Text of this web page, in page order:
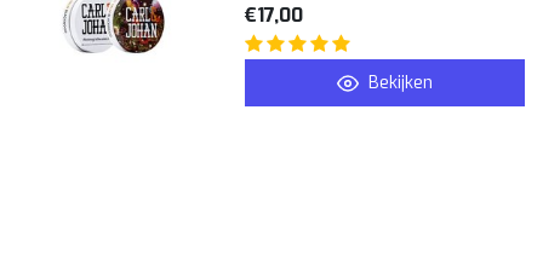
€17,00
Bekijken